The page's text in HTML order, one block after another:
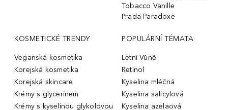
Tobacco Vanille
Prada Paradoxe
KOSMETICKÉ TRENDY
Veganská kosmetika
Korejská kosmetika
Korejská skincare
Krémy s glycerinem
Krémy s kyselinou glykolovou
POPULÁRNÍ TÉMATA
Letní Vůně
Retinol
Kyselina mléčná
Kyselina salicylová
Kyselina azelaová